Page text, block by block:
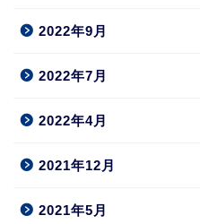
2022年9月
2022年7月
2022年4月
2021年12月
2021年5月